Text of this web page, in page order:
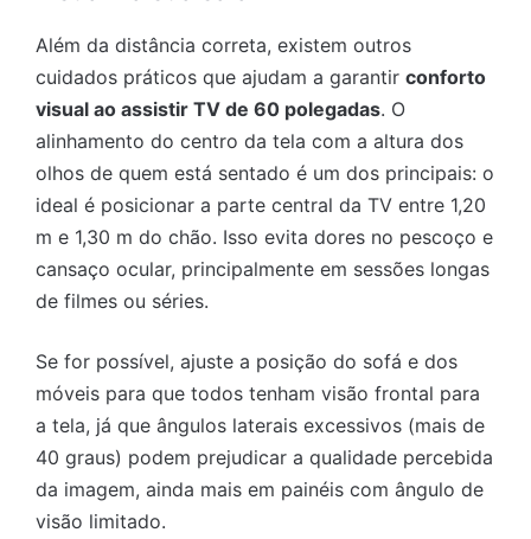
Além da distância correta, existem outros
cuidados práticos que ajudam a garantir conforto
visual ao assistir TV de 60 polegadas. O
alinhamento do centro da tela com a altura dos
olhos de quem está sentado é um dos principais: o
ideal é posicionar a parte central da TV entre 1,20
m e 1,30 m do chão. Isso evita dores no pescoço e
cansaço ocular, principalmente em sessões longas
de filmes ou séries.
Se for possível, ajuste a posição do sofá e dos
móveis para que todos tenham visão frontal para
a tela, já que ângulos laterais excessivos (mais de
40 graus) podem prejudicar a qualidade percebida
da imagem, ainda mais em painéis com ângulo de
visão limitado.